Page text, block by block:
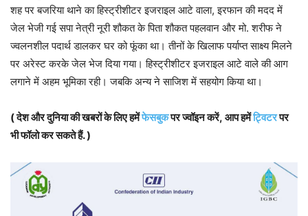
शह पर बजरिया थाने का हिस्ट्रीशीटर इजराइल आटे वाला, इरफान की मदद में
जेल भेजी गई सपा नेत्री नूरी शौकत के पिता शौकत पहलवान और मो. शरीफ ने
ज्वलनशील पदार्थ डालकर घर को फूंका था। तीनों के खिलाफ पर्याप्त साक्ष्य मिलने
पर अरेस्ट करके जेल भेज दिया गया। हिस्ट्रीशीटर इजराइल आटे वाले की आग
लगाने में अहम भूमिका रही। जबकि अन्य ने साजिश में सहयोग किया था।
( देश और दुनिया की खबरों के लिए हमेंफेसबुकपर ज्वॉइन करें, आप हमेंट्विटरपर
भी फॉलो कर सकते हैं. )